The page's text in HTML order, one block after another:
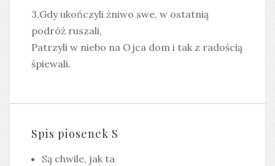
3.Gdy ukończyli żniwo swe, w ostatnią
podróż ruszali,
Patrzyli w niebo na Ojca dom i tak z radością
śpiewali.
Spis piosenek S
Są chwile, jak ta